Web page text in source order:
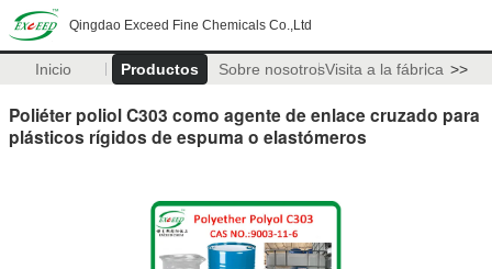
Qingdao Exceed Fine Chemicals Co.,Ltd
Inicio Productos Sobre nosotrosVisita a la fábrica >>
Poliéter poliol C303 como agente de enlace cruzado para
plásticos rígidos de espuma o elastómeros